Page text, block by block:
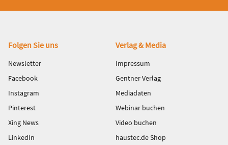
Fußbereich
Folgen Sie uns
Newsletter
Facebook
Instagram
Pinterest
Xing News
LinkedIn
Verlag & Media
Impressum
Gentner Verlag
Mediadaten
Webinar buchen
Video buchen
haustec.de Shop